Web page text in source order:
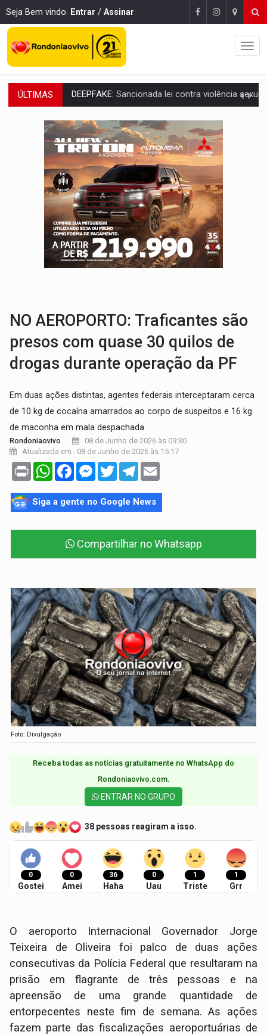
Seja Bem vindo. Entrar / Assinar
ÚLTIMAS COLEGIADO:Brasil e Rússia discutem energia nuclear, defesa e
URGENTE:Colisão entre caminhão e carro deixa quatro mortos e um em
ENCONTRO:Amazônia Negra ganha projeção nacional com participação de
PREVISÃO:Porto Velho tem chances de chuvas isoladas nesta
SINDICATOS UNIDOS:Assembleia Geral delibera greve da educação
PROCESSO SELETIVO:Rondoniaovivo abre oficina de Comunicação com
AGOSTO LILÁS:MPRO lança de portal e promove reflexão sobre trajetória da
REGULARIZAÇÃO:Refis 2026 segue até o fim do ano para
NO AEROPORTO: Traficantes são
presos com quase 30 quilos de
drogas durante operação da PF
Em duas ações distintas, agentes federais interceptaram cerca
de 10 kg de cocaína amarrados ao corpo de suspeitos e 16 kg
de maconha em mala despachada
Rondoniaovivo
08 de Junho de 2026 às 09:30
Atualizada em : 08 de Junho de 2026 às 15:17
Print WhatsAppFacebookMessenger
TwitterTelegram
Siga a gente no Google News
Compartilhar no Whatsapp
Foto: Divulgação
Receba todas as notícias gratuitamente no WhatsApp do
Rondoniaovivo.com.​
ENTRAR NO GRUPO
38 pessoas reagiram a isso.
0
Gostei
0
Amei
36
Haha
0
Uau
1
Triste
1
Grr
​O aeroporto Internacional Governador Jorge
Teixeira de Oliveira foi palco de duas ações
consecutivas da Polícia Federal que resultaram na
prisão em flagrante de três pessoas e na
apreensão de uma grande quantidade de
entorpecentes neste fim de semana. As ações
fazem parte das fiscalizações aeroportuárias de